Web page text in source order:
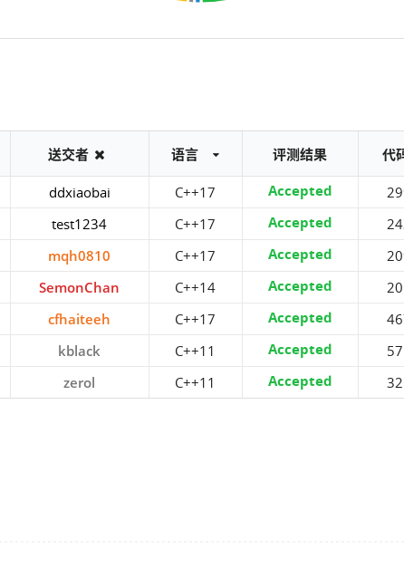
送交者 语言 评测结果 代
ddxiaobai C++17 Accepted
test1234 C++17 Accepted
mqh0810 C++17 Accepted
SemonChan C++14 Accepted
cfhaiteeh C++17 Accepted
kblack C++11 Accepted
zerol C++11 Accepted